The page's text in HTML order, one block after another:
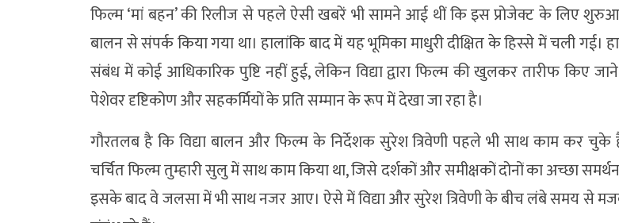
फिल्म ‘मां बहन’ की रिलीज से पहले ऐसी खबरें भी सामने आई थीं कि इस प्रोजेक्ट के लिए
बालन से संपर्क किया गया था। हालांकि बाद में यह भूमिका माधुरी दीक्षित के हिस्से में चली गई।
संबंध में कोई आधिकारिक पुष्टि नहीं हुई, लेकिन विद्या द्वारा फिल्म की खुलकर तारीफ किए
पेशेवर दृष्टिकोण और सहकर्मियों के प्रति सम्मान के रूप में देखा जा रहा है।
गौरतलब है कि विद्या बालन और फिल्म के निर्देशक सुरेश त्रिवेणी पहले भी साथ काम कर चुके
चर्चित फिल्म तुम्हारी सुलु में साथ काम किया था, जिसे दर्शकों और समीक्षकों दोनों का अच्छा समर्थन
इसके बाद वे जलसा में भी साथ नजर आए। ऐसे में विद्या और सुरेश त्रिवेणी के बीच लंबे समय से